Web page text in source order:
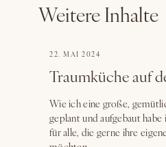
Weitere Inhalte
22. MAI 2024
Traumküche auf
Wie ich eine große,
geplant und aufgebaut
für alle, die gerne ihre